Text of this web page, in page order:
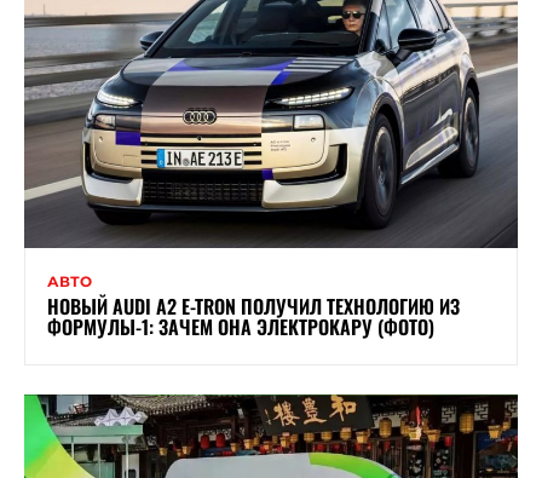
АВТО
НОВЫЙ AUDI A2 E-TRON ПОЛУЧИЛ ТЕХНОЛОГИЮ ИЗ
ФОРМУЛЫ-1: ЗАЧЕМ ОНА ЭЛЕКТРОКАРУ (ФОТО)